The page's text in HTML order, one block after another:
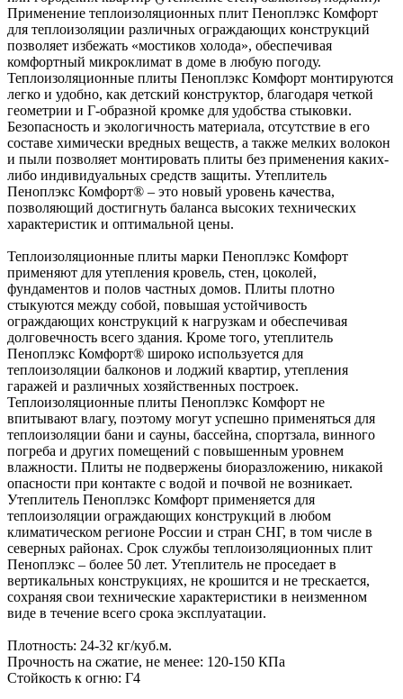
Применение теплоизоляционных плит Пеноплэкс Комфорт
для теплоизоляции различных ограждающих конструкций
позволяет избежать «мостиков холода», обеспечивая
комфортный микроклимат в доме в любую погоду.
Теплоизоляционные плиты Пеноплэкс Комфорт монтируются
легко и удобно, как детский конструктор, благодаря четкой
геометрии и Г-образной кромке для удобства стыковки.
Безопасность и экологичность материала, отсутствие в его
составе химически вредных веществ, а также мелких волокон
и пыли позволяет монтировать плиты без применения каких-
либо индивидуальных средств защиты. Утеплитель
Пеноплэкс Комфорт® – это новый уровень качества,
позволяющий достигнуть баланса высоких технических
характеристик и оптимальной цены.
Теплоизоляционные плиты марки Пеноплэкс Комфорт
применяют для утепления кровель, стен, цоколей,
фундаментов и полов частных домов. Плиты плотно
стыкуются между собой, повышая устойчивость
ограждающих конструкций к нагрузкам и обеспечивая
долговечность всего здания. Кроме того, утеплитель
Пеноплэкс Комфорт® широко используется для
теплоизоляции балконов и лоджий квартир, утепления
гаражей и различных хозяйственных построек.
Теплоизоляционные плиты Пеноплэкс Комфорт не
впитывают влагу, поэтому могут успешно применяться для
теплоизоляции бани и сауны, бассейна, спортзала, винного
погреба и других помещений с повышенным уровнем
влажности. Плиты не подвержены биоразложению, никакой
опасности при контакте с водой и почвой не возникает.
Утеплитель Пеноплэкс Комфорт применяется для
теплоизоляции ограждающих конструкций в любом
климатическом регионе России и стран СНГ, в том числе в
северных районах. Срок службы теплоизоляционных плит
Пеноплэкс – более 50 лет. Утеплитель не проседает в
вертикальных конструкциях, не крошится и не трескается,
сохраняя свои технические характеристики в неизменном
виде в течение всего срока эксплуатации.
Плотность: 24-32 кг/куб.м.
Прочность на сжатие, не менее: 120-150 КПа
Стойкость к огню: Г4